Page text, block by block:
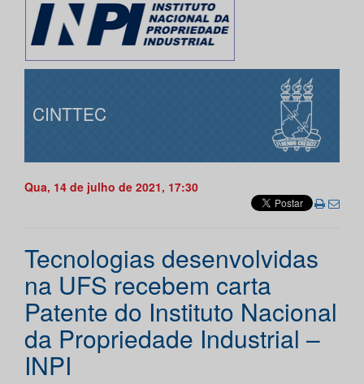
CINTTEC
Qua, 14 de julho de 2021, 17:30
Tecnologias desenvolvidas
na UFS recebem carta
Patente do Instituto Nacional
da Propriedade Industrial –
INPI